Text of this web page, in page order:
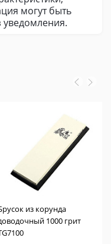
могут быть
из корунда
1000 грит